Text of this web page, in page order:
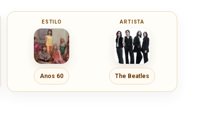
ESTILO
Anos 60
ARTISTA
The Beatles